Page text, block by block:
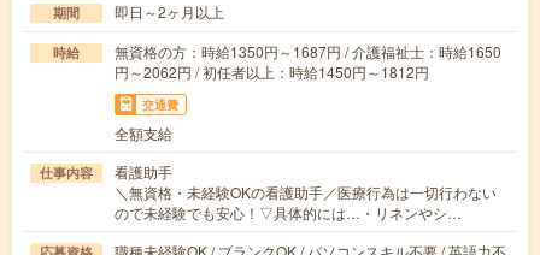
期間 即日～2ヶ月以上
時給
無資格の方：時給1350円～1687円 / 介護福祉士：時給1650
円～2062円 / 初任者以上：時給1450円～1812円
交通費
全額支給
仕事内容
看護助手
＼無資格・未経験OKの看護助手／医療行為は一切行わない
ので未経験でも安心！▽具体的には…・リネンやシ…
職種未経験OK / ブランクOK / パソコンスキル不要 / 英語力不